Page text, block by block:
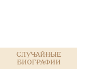
Случайные
биографии